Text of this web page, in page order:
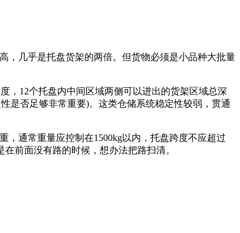
，几乎是托盘货架的两倍。但货物必须是小品种大批量
，12个托盘内中间区域两侧可以进出的货架区域总深
是否足够非常重要)。这类仓储系统稳定性较弱，贯通
通常重量应控制在1500kg以内，托盘跨度不应超过
前面没有路的时候，想办法把路扫清。